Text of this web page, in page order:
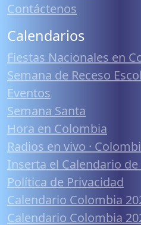
Contáctenos
Calendarios
Fiestas Nacionales en
Semana de Receso
Eventos
Semana Santa
Hora en Colombia
Radios en vivo ·
Inserta el Calendario
Política de Privacidad
Calendario Colombia
Calendario Colombia